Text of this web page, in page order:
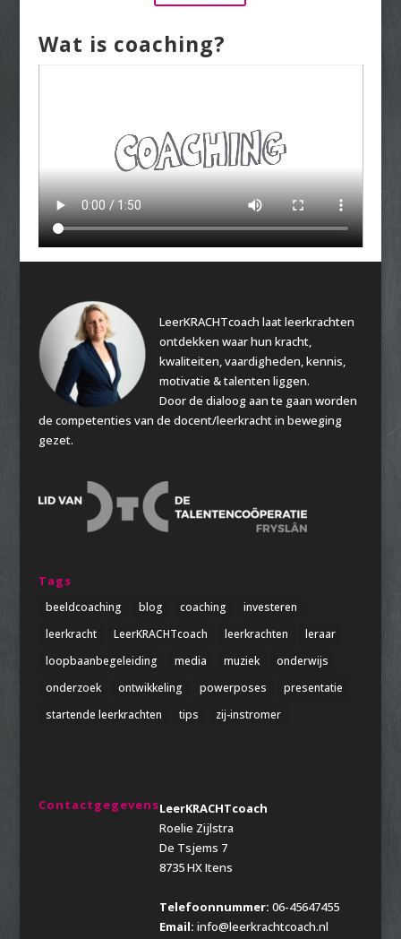
Wat is coaching?
LeerKRACHTcoach laat leerkrachten
ontdekken waar hun kracht,
kwaliteiten, vaardigheden, kennis,
motivatie & talenten liggen.
Door de dialoog aan te gaan worden
de competenties van de docent/leerkracht in beweging
gezet.
Tags
beeldcoaching blog coaching
investeren
leerkracht
LeerKRACHTcoach leerkrachten
leraar
loopbaanbegeleiding
media muziek
onderwijs
onderzoek
ontwikkeling powerposes
presentatie
startende leerkrachten
tips zij-instromer
ContactgegevensLeerKRACHTcoach
Roelie Zijlstra
De Tsjems 7
8735 HX Itens
Telefoonnummer: 06-45647455
Email: info@leerkrachtcoach.nl